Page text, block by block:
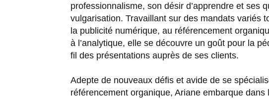
professionnalisme, son désir d’apprendre et ses
vulgarisation. Travaillant sur des mandats variés
la publicité numérique, au référencement
à l’analytique, elle se découvre un goût pour la
fil des présentations auprès de ses clients.
Adepte de nouveaux défis et avide de se
référencement organique, Ariane embarque dans